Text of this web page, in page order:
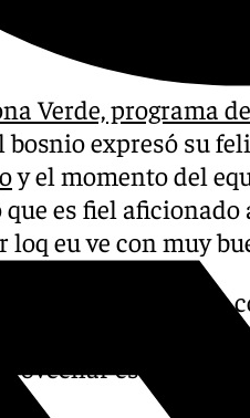
Verde, programa
bosnio expresó su
y el momento del
que es fiel
loq eu ve con muy
sin partidos pero
de forma. Hemos
esta